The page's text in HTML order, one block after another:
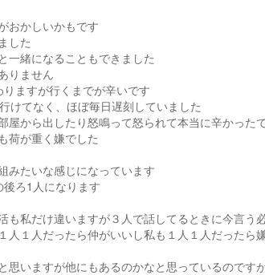
おかしいかもです
した
一緒になることもできました
りません
ますが行くまでが辛いです
けてなく、ほぼ毎日遅刻していました
屋から出したり怒鳴って怒られて本当に辛かった
荷が重く嫌でした
みたいな感じになっています
ろ1人になります
も私だけ違いますが３人で話してるときに今言う
人１人だったら仲がいいし私も１人１人だったら
思いますが他にもあるのかなと思っているのです